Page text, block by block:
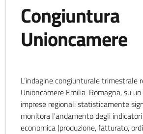
Congiuntura
Unioncamere
L’indagine congiunturale trimestrale
Unioncamere Emilia-Romagna, su
imprese regionali statisticamente
monitora l'andamento degli
economica (produzione, fatturato,